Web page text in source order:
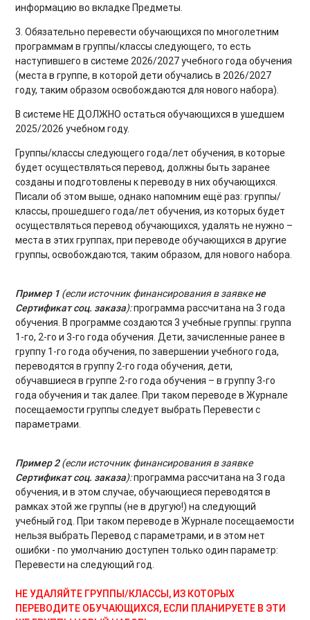
информацию во вкладке Предметы.
3. Обязательно перевести обучающихся по многолетним
программам в группы/классы следующего, то есть
наступившего в системе 2026/2027 учебного года обучения
(места в группе, в которой дети обучались в 2026/2027
году, таким образом освобождаются для нового набора).
В системе НЕ ДОЛЖНО остаться обучающихся в ушедшем
2025/2026 учебном году.
Группы/классы следующего года/лет обучения, в которые
будет осуществляться перевод, должны быть заранее
созданы и подготовлены к переводу в них обучающихся.
Писали об этом выше, однако напомним ещё раз: группы/
классы, прошедшего года/лет обучения, из которых будет
осуществляться перевод обучающихся, удалять не нужно –
места в этих группах, при переводе обучающихся в другие
группы, освобождаются, таким образом, для нового набора.
Пример 1 (если источник финансирования в заявкене
Сертификат соц. заказа):программа рассчитана на 3 года
обучения. В программе создаются 3 учебные группы: группа
1-го, 2-го и 3-го года обучения. Дети, зачисленные ранее в
группу 1-го года обучения, по завершении учебного года,
переводятся в группу 2-го года обучения, дети,
обучавшиеся в группе 2-го года обучения – в группу 3-го
года обучения и так далее. При таком переводе в Журнале
посещаемости группы следует выбрать Перевести с
параметрами.
Пример 2(если источник финансирования в заявке
Сертификат соц. заказа):программа рассчитана на 3 года
обучения, и в этом случае, обучающиеся переводятся в
рамках этой же группы (не в другую!) на следующий
учебный год. При таком переводе в Журнале посещаемости
нельзя выбрать Перевод с параметрами, и в этом нет
ошибки - по умолчанию доступен только один параметр:
Перевести на следующий год.
НЕ УДАЛЯЙТЕ ГРУППЫ/КЛАССЫ, ИЗ КОТОРЫХ
ПЕРЕВОДИТЕ ОБУЧАЮЩИХСЯ, ЕСЛИ ПЛАНИРУЕТЕ В ЭТИ